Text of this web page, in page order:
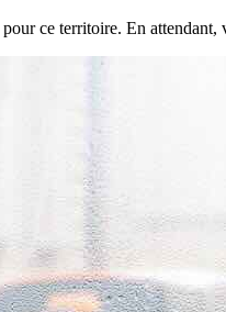
ce territoire. En